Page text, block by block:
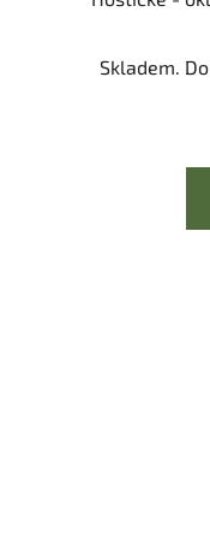
Skladem.